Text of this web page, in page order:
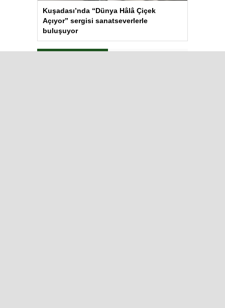
Kuşadası’nda “Dünya Hâlâ Çiçek
Açıyor” sergisi sanatseverlerle
buluşuyor